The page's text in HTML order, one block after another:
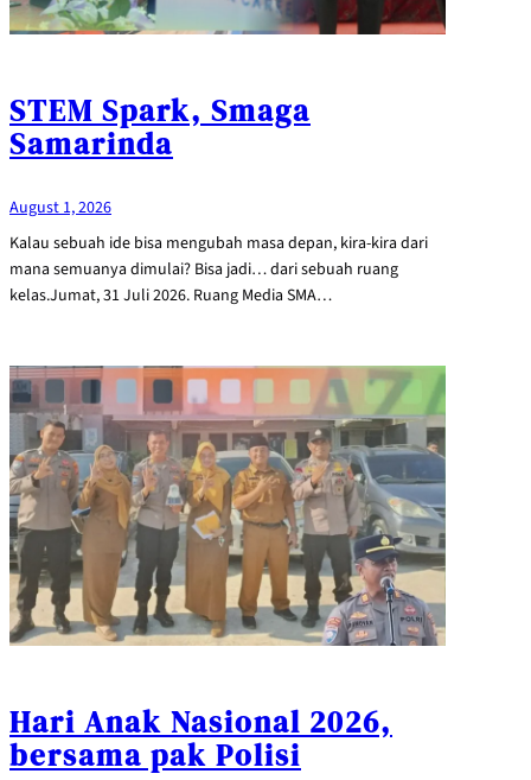
STEM Spark, Smaga
Samarinda
August 1, 2026
Kalau sebuah ide bisa mengubah masa depan, kira-kira dari
mana semuanya dimulai? Bisa jadi… dari sebuah ruang
kelas.Jumat, 31 Juli 2026. Ruang Media SMA…
Hari Anak Nasional 2026,
bersama pak Polisi